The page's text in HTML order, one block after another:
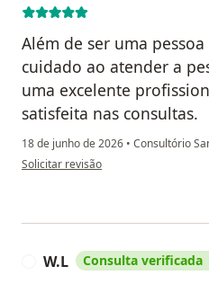
Além de ser uma
cuidado ao atender a
uma excelente
satisfeita nas consultas.
18 de junho de 2026 • Consultório
na opinião do utilizador Rosane Clari
Solicitar revisão
W.L Consulta verificada